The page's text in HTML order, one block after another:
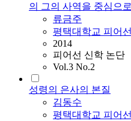
의 그의 사역을 중심으로
류금주
평택대학교 피어
2014
피어선 신학 논단
Vol.3 No.2
성령의 은사의 본질
김동수
평택대학교 피어